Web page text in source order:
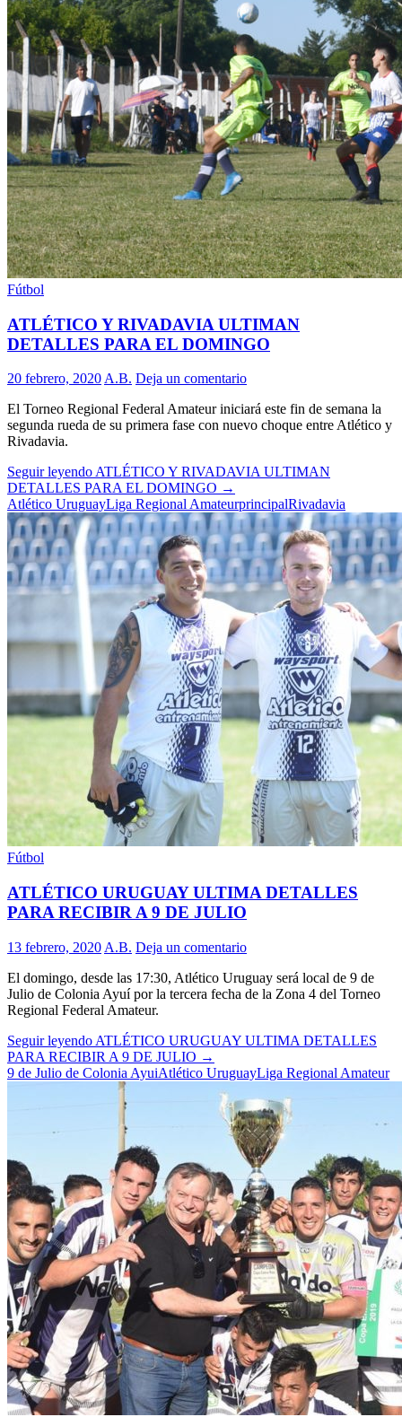
Fútbol
ATLÉTICO Y RIVADAVIA ULTIMAN
DETALLES PARA EL DOMINGO
20 febrero, 2020A.B. Deja un comentario
El Torneo Regional Federal Amateur iniciará este fin de semana la
segunda rueda de su primera fase con nuevo choque entre Atlético y
Rivadavia.
Seguir leyendoATLÉTICO Y RIVADAVIA ULTIMAN
DETALLES PARA EL DOMINGO →
Atlético UruguayLiga Regional AmateurprincipalRivadavia
Fútbol
ATLÉTICO URUGUAY ULTIMA DETALLES
PARA RECIBIR A 9 DE JULIO
13 febrero, 2020 A.B. Deja un comentario
El domingo, desde las 17:30, Atlético Uruguay será local de 9 de
Julio de Colonia Ayuí por la tercera fecha de la Zona 4 del Torneo
Regional Federal Amateur.
Seguir leyendo ATLÉTICO URUGUAY ULTIMA DETALLES
PARA RECIBIR A 9 DE JULIO →
9 de Julio de Colonia AyuiAtlético UruguayLiga Regional Amateur